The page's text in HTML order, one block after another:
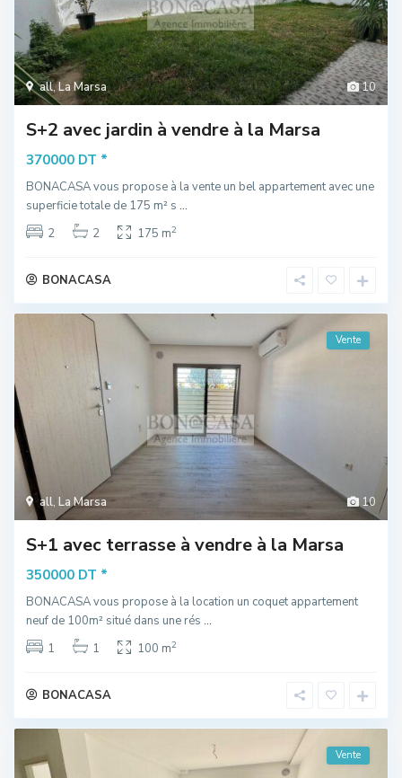
10
all,La Marsa
S+2 avec jardin à vendre à la Marsa
370000 DT *
BONACASA vous propose à la vente un bel appartement avec une
superficie totale de 175 m² s ...
2
2 175 m2
BONACASA
10
all, La Marsa
Vente
S+1 avec terrasse à vendre à la Marsa
350000 DT *
BONACASA vous propose à la location un coquet appartement
neuf de 100m² situé dans une rés ...
1
1 100 m2
BONACASA
Vente